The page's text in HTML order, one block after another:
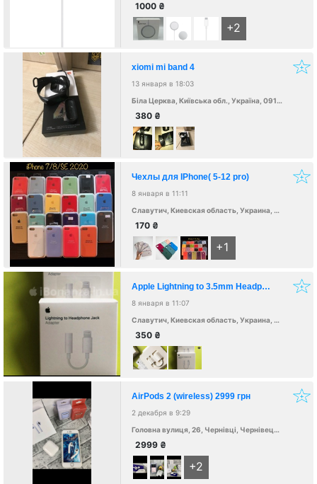
1000 ₴
+2
xiomi mi band 4
13 января в 18:03
Біла Церква, Київська обл., Україна, 09100
380 ₴
Чехлы для IPhone( 5-12 pro)
8 января в 11:11
Славутич, Киевская область, Украина, 07100
170 ₴
+1
Apple Lightning to 3.5mm Headphones
8 января в 11:07
Славутич, Киевская область, Украина, 07100
350 ₴
AirPods 2 (wireless) 2999 грн
2 декабря в 9:29
Головна вулиця, 26, Чернівці, Чернівецька область, Україна, 58000
2999 ₴
+2